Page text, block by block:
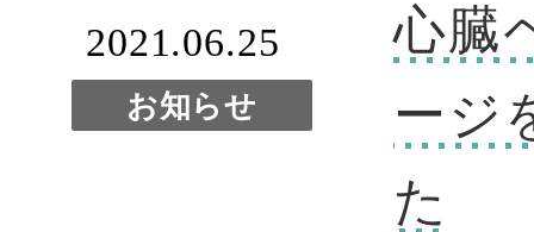
2021.06.25
お知らせ
心臓
ージ
た